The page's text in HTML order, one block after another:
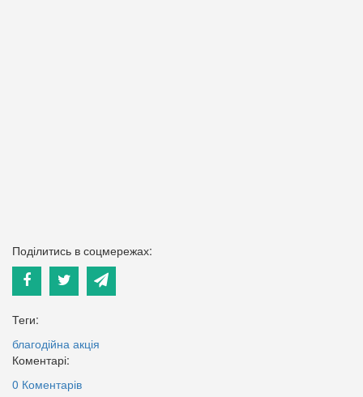
Поділитись в соцмережах:
Теги:
благодійна акція
Коментарі:
0 Коментарів